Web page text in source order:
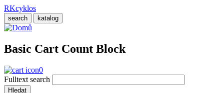
Přejít
k
hlavnímu
RKcyklos
search katalog
Basic Cart Count Block
0
Fulltext search